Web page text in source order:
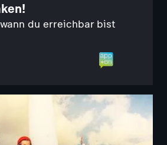
du erreichbar bist